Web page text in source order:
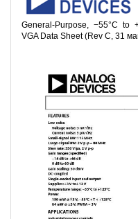
General-Purpose, −55°C to
VGA Data Sheet (Rev C, 31